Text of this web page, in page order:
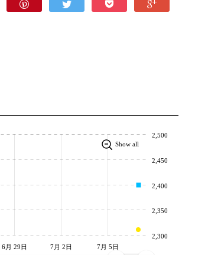
6月 29日 7月 2日 7月 5日
2,300
2,350
2,400
2,450
2,500
Show all